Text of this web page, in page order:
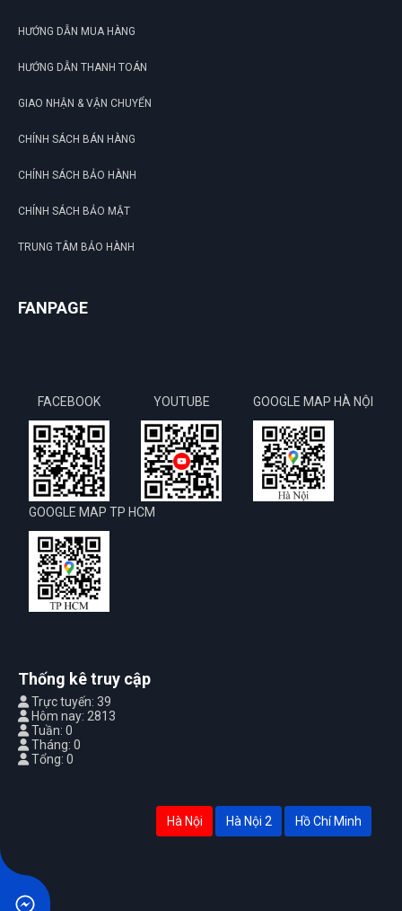
HƯỚNG DẪN MUA HÀNG
HƯỚNG DẪN THANH TOÁN
GIAO NHẬN & VẬN CHUYỂN
CHÍNH SÁCH BÁN HÀNG
CHÍNH SÁCH BẢO HÀNH
CHÍNH SÁCH BẢO MẬT
TRUNG TÂM BẢO HÀNH
FANPAGE
FACEBOOK YOUTUBE GOOGLE MAP HÀ NỘI
GOOGLE MAP TP HCM
Thống kê truy cập
Trực tuyến: 39
Hôm nay: 2813
Tuần: 0
Tháng: 0
Tổng: 0
Hà Nội Hà Nội 2 Hồ Chí Minh